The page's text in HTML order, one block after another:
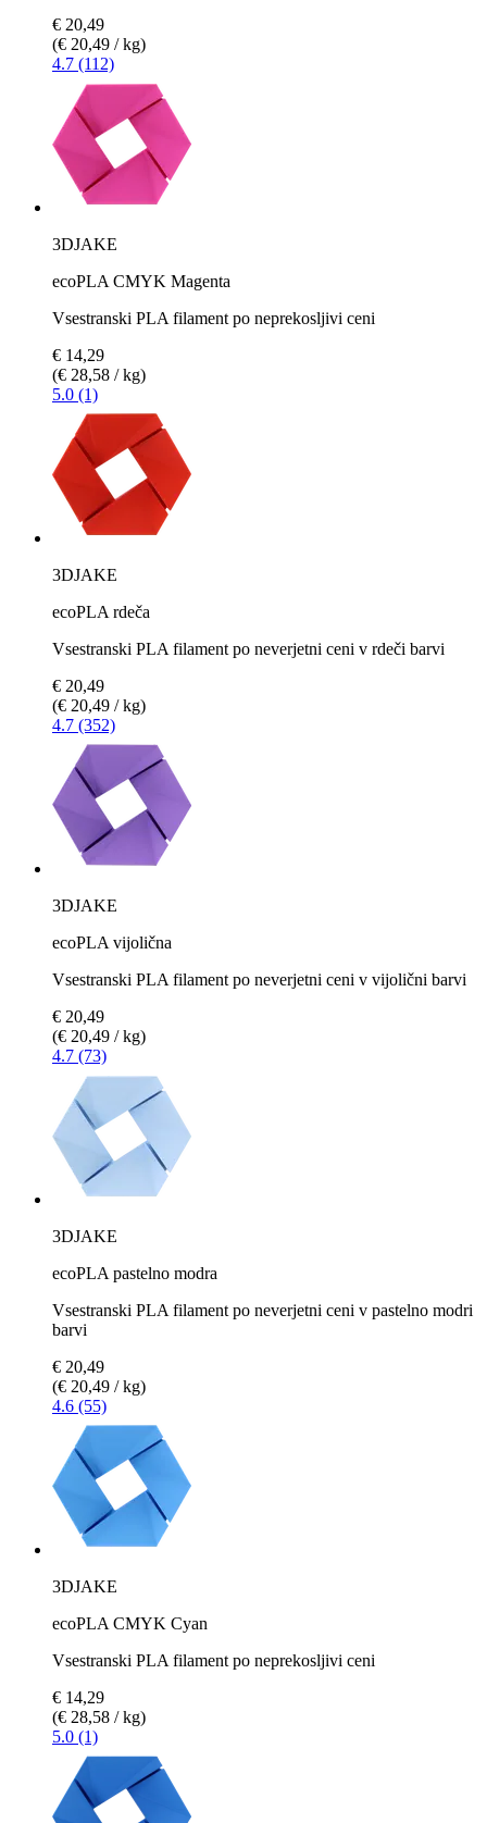
€ 20,49
(€ 20,49 / kg)
4.7 (112)
3DJAKE
ecoPLA CMYK Magenta
Vsestranski PLA filament po neprekosljivi ceni
€ 14,29
(€ 28,58 / kg)
5.0 (1)
3DJAKE
ecoPLA rdeča
Vsestranski PLA filament po neverjetni ceni v rdeči barvi
€ 20,49
(€ 20,49 / kg)
4.7 (352)
3DJAKE
ecoPLA vijolična
Vsestranski PLA filament po neverjetni ceni v vijolični barvi
€ 20,49
(€ 20,49 / kg)
4.7 (73)
3DJAKE
ecoPLA pastelno modra
Vsestranski PLA filament po neverjetni ceni v pastelno modri
barvi
€ 20,49
(€ 20,49 / kg)
4.6 (55)
3DJAKE
ecoPLA CMYK Cyan
Vsestranski PLA filament po neprekosljivi ceni
€ 14,29
(€ 28,58 / kg)
5.0 (1)